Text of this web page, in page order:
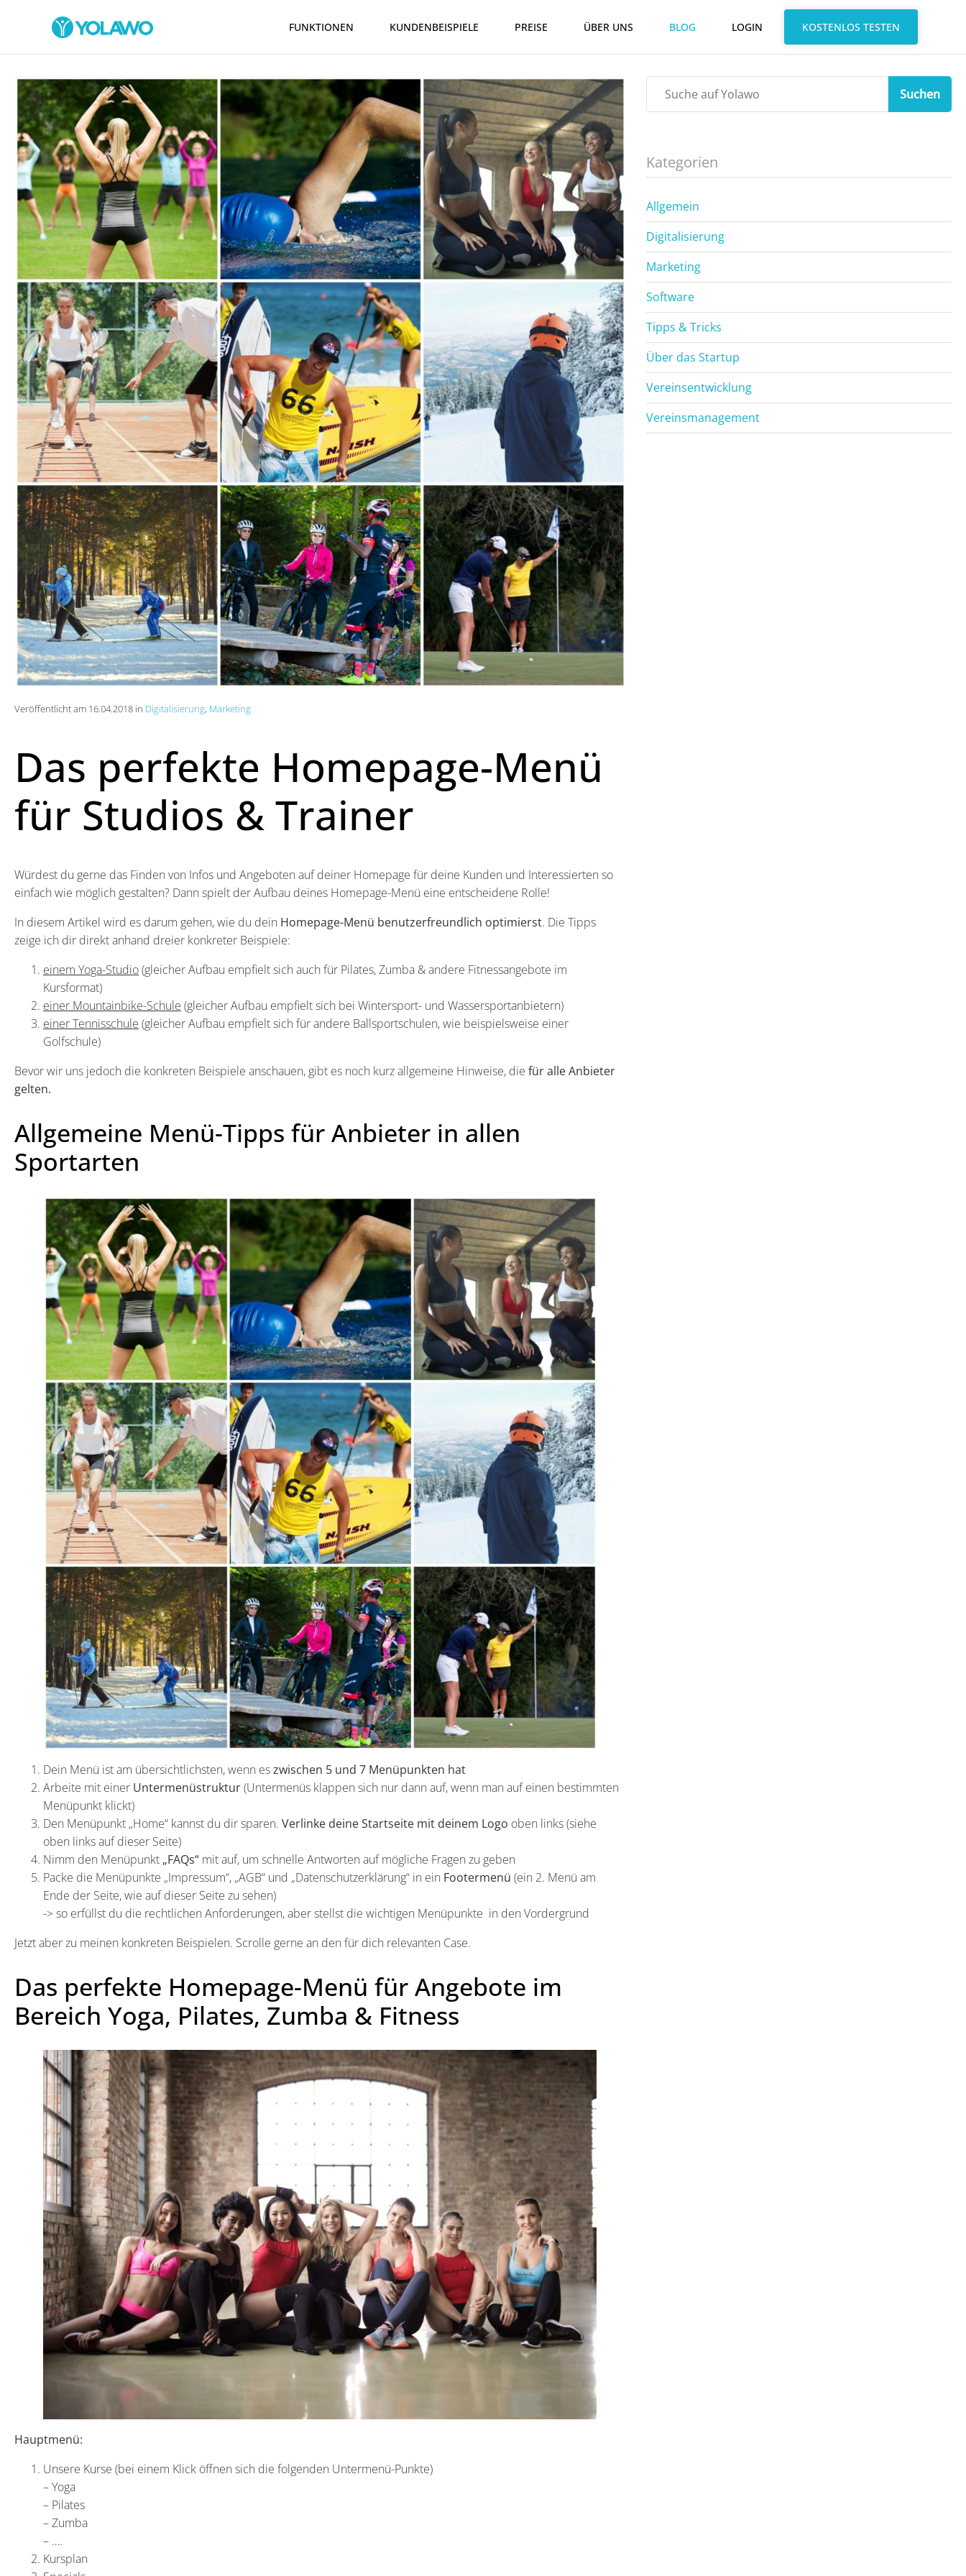
FUNKTIONEN KUNDENBEISPIELE PREISE ÜBER UNS BLOG LOGIN KOSTENLOS TESTEN
Veröffentlicht am 16.04.2018 in Digitalisierung, Marketing
Das perfekte Homepage-Menü
für Studios & Trainer
Würdest du gerne das Finden von Infos und Angeboten auf deiner Homepage für deine Kunden und Interessierten so
einfach wie möglich gestalten? Dann spielt der Aufbau deines Homepage-Menü eine entscheidene Rolle!
In diesem Artikel wird es darum gehen, wie du dein Homepage-Menü benutzerfreundlich optimierst. Die Tipps
zeige ich dir direkt anhand dreier konkreter Beispiele:
einem Yoga-Studio(gleicher Aufbau empfielt sich auch für Pilates, Zumba & andere Fitnessangebote im
Kursformat)
einer Mountainbike-Schule (gleicher Aufbau empfielt sich bei Wintersport- und Wassersportanbietern)
einer Tennisschule (gleicher Aufbau empfielt sich für andere Ballsportschulen, wie beispielsweise einer
Golfschule)
Bevor wir uns jedoch die konkreten Beispiele anschauen, gibt es noch kurz allgemeine Hinweise, die für alle Anbieter
gelten.
Allgemeine Menü-Tipps für Anbieter in allen
Sportarten
Dein Menü ist am übersichtlichsten, wenn eszwischen 5 und 7 Menüpunkten hat
Arbeite mit einer Untermenüstruktur(Untermenüs klappen sich nur dann auf, wenn man auf einen bestimmten
Menüpunkt klickt)
Den Menüpunkt „Home“ kannst du dir sparen. Verlinke deine Startseite mit deinem Logo oben links (siehe
oben links auf dieser Seite)
Nimm den Menüpunkt „FAQs“ mit auf, um schnelle Antworten auf mögliche Fragen zu geben
Packe die Menüpunkte „Impressum“, „AGB“ und „Datenschutzerklärung“ in ein Footermenü (ein 2. Menü am
Ende der Seite, wie auf dieser Seite zu sehen)
-> so erfüllst du die rechtlichen Anforderungen, aber stellst die wichtigen Menüpunkte in den Vordergrund
Jetzt aber zu meinen konkreten Beispielen. Scrolle gerne an den für dich relevanten Case.
Das perfekte Homepage-Menü für Angebote im
Bereich Yoga, Pilates, Zumba & Fitness
Hauptmenü:
Unsere Kurse (bei einem Klick öffnen sich die folgenden Untermenü-Punkte)
– Yoga
– Pilates
– Zumba
– ….
Kursplan
Suchen
Kategorien
Allgemein
Digitalisierung
Marketing
Software
Tipps & Tricks
Über das Startup
Vereinsentwicklung
Vereinsmanagement